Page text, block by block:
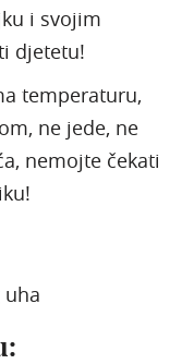
i svojim
djetetu!
temperaturu,
ne jede, ne
nemojte čekati
uha